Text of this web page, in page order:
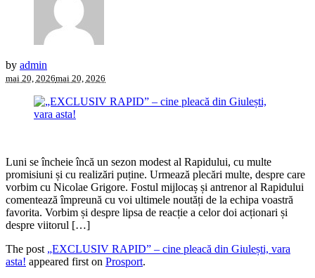
by admin
mai 20, 2026mai 20, 2026
Luni se încheie încă un sezon modest al Rapidului, cu multe
promisiuni și cu realizări puține. Urmează plecări multe, despre care
vorbim cu Nicolae Grigore. Fostul mijlocaș și antrenor al Rapidului
comentează împreună cu voi ultimele noutăți de la echipa voastră
favorita. Vorbim și despre lipsa de reacție a celor doi acționari și
despre viitorul […]
The post „EXCLUSIV RAPID” – cine pleacă din Giulești, vara
asta! appeared first on Prosport.